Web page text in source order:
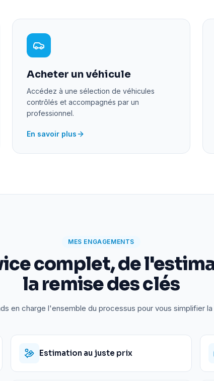
Acheter un véhicule
Accédez à une sélection de véhicules
contrôlés et accompagnés par un
professionnel.
En savoir plus
MES ENGAGEMENTS
complet, de
la remise des clés
en charge l'ensemble du processus pour vous simplifier la
Estimation au juste prix